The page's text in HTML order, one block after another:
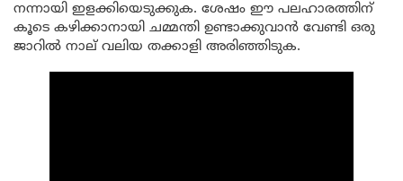
നന്നായി ഇളക്കിയെടുക്കുക. ശേഷം ഈ പലഹാരത്തിന്
കൂടെ കഴിക്കാനായി ചമ്മന്തി ഉണ്ടാക്കുവാൻ വേണ്ടി ഒരു
ജാറിൽ നാല് വലിയ തക്കാളി അരിഞ്ഞിടുക.